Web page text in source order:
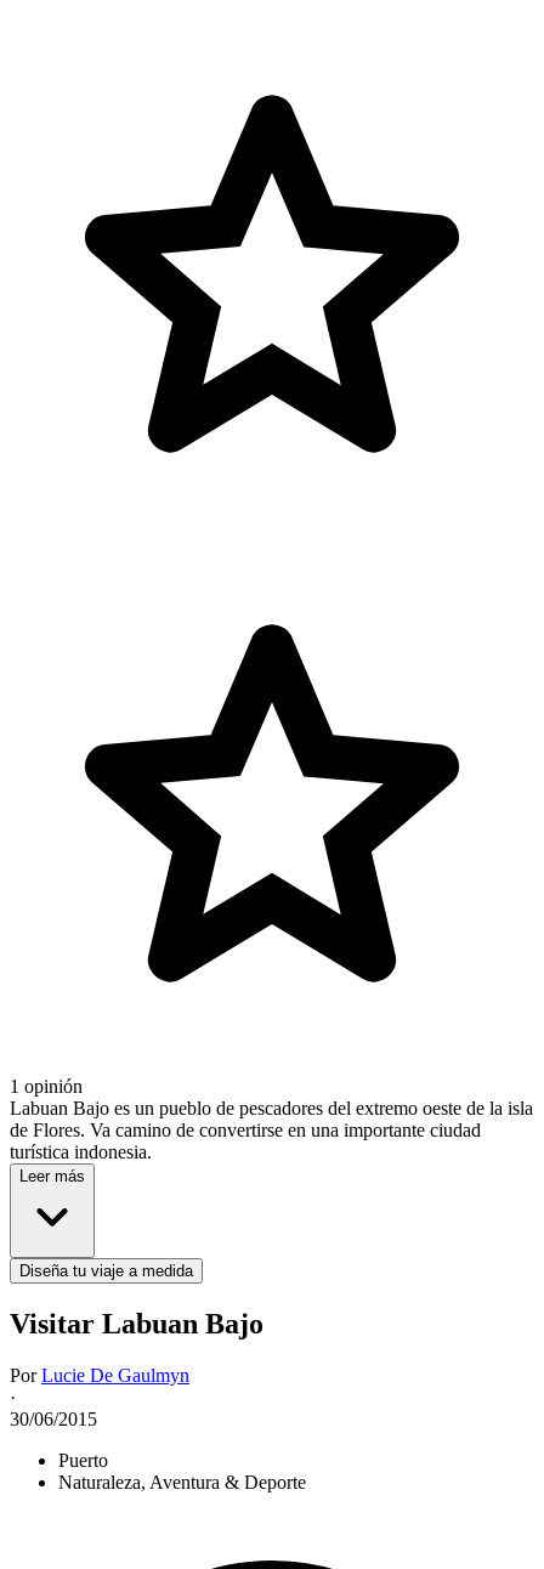
1 opinión
Labuan Bajo es un pueblo de pescadores del extremo oeste de la isla
de Flores. Va camino de convertirse en una importante ciudad
turística indonesia.
Leer más
Diseña tu viaje a medida
Visitar Labuan Bajo
PorLucie De Gaulmyn
·
30/06/2015
Puerto
Naturaleza, Aventura & Deporte